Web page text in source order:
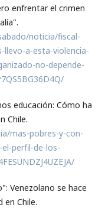
enfrentar el crimen
noticia/fiscal-
llevo-a-esta-violencia-
no-depende-
educación: Cómo ha
Chile.
mas-pobres-y-con-
perfil-de-los-
Venezolano se hace
en Chile.